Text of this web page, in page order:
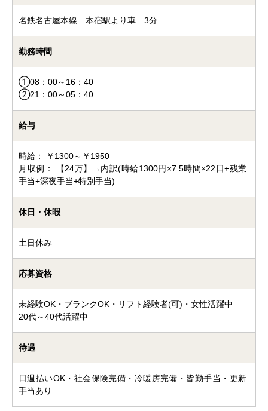
名鉄名古屋本線 本宿駅より車 3分
勤務時間
①08：00～16：40
②21：00～05：40
給与
時給： ￥1300～￥1950
月収例： 【24万】→内訳(時給1300円×7.5時間×22日+残業
手当+深夜手当+特別手当)
休日・休暇
土日休み
応募資格
未経験OK・ブランクOK・リフト経験者(可)・女性活躍中
20代～40代活躍中
待遇
日週払いOK・社会保険完備・冷暖房完備・皆勤手当・更新
手当あり